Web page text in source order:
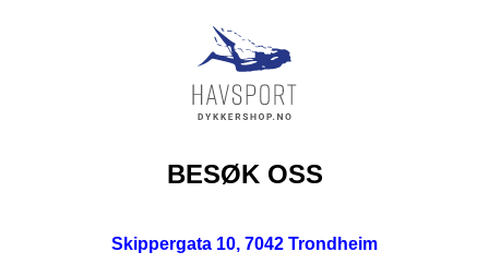
BESØK OSS
Skippergata 10, 7042 Trondheim